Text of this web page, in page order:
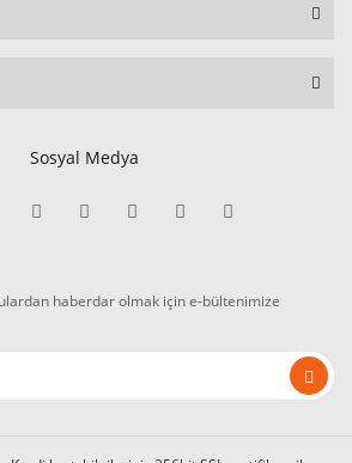
Sosyal Medya
haberdar olmak için e-bültenimize